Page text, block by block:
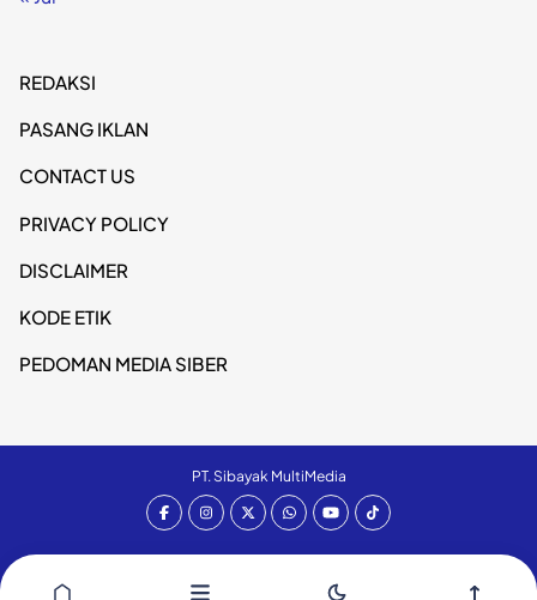
REDAKSI
PASANG IKLAN
CONTACT US
PRIVACY POLICY
DISCLAIMER
KODE ETIK
PEDOMAN MEDIA SIBER
PT. Sibayak MultiMedia